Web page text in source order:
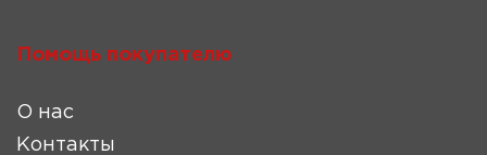
Помощь покупателю
О нас
Контакты